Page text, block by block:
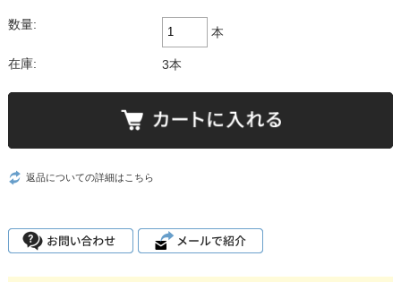
数量:
本
在庫: 3本
返品についての詳細はこちら